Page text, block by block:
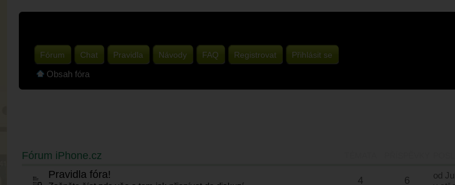
Fórum Chat Pravidla Návody FAQ Registrovat Přihlásit se
Obsah fóra
Fórum iPhone.cz
Pravidla fóra!
4 6 od